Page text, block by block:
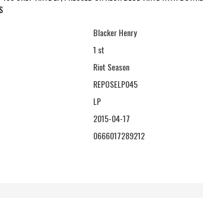
Blacker Henry
1 st
Riot Season
REPOSELP045
LP
2015-04-17
0666017289212